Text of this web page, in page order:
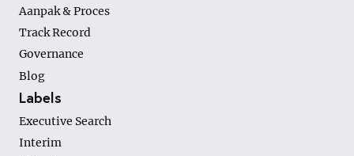
Aanpak & Proces
Track Record
Governance
Blog
Labels
Executive Search
Interim